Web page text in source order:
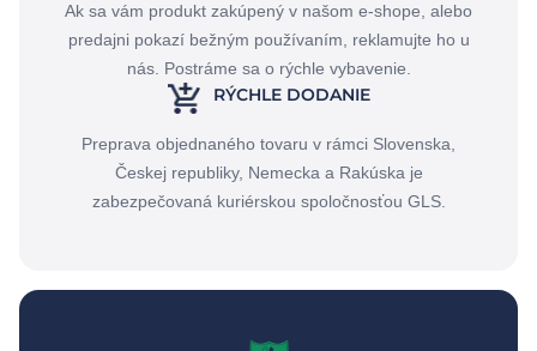
Ak sa vám produkt zakúpený v našom e-shope, alebo
predajni pokazí bežným používaním, reklamujte ho u
nás. Postráme sa o rýchle vybavenie.
RÝCHLE DODANIE
Preprava objednaného tovaru v rámci Slovenska,
Českej republiky, Nemecka a Rakúska je
zabezpečovaná kuriérskou spoločnosťou GLS.